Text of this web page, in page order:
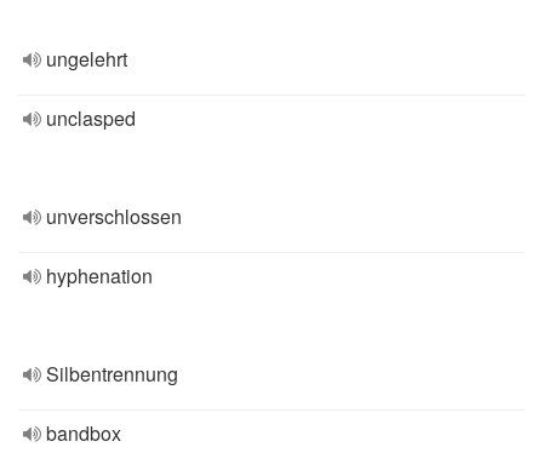
ungelehrt
unclasped
unverschlossen
hyphenation
Silbentrennung
bandbox